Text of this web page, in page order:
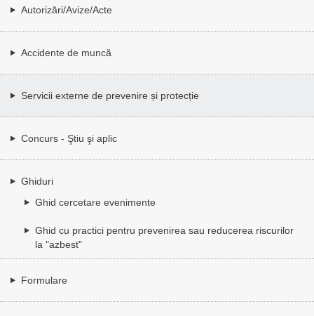
Autorizări/Avize/Acte
Accidente de muncă
Servicii externe de prevenire și protecție
Concurs - Ştiu şi aplic
Ghiduri
Ghid cercetare evenimente
Ghid cu practici pentru prevenirea sau reducerea riscurilor
la "azbest"
Formulare